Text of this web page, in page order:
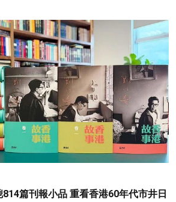
篇刊報小品 重看香港60年代市井日